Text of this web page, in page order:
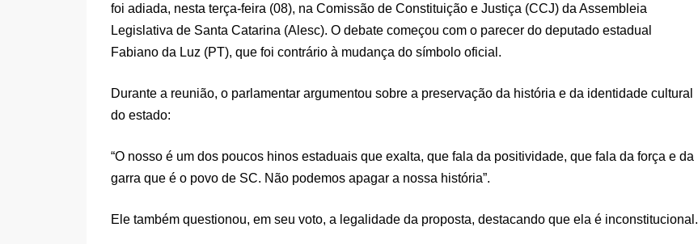
foi adiada, nesta terça-feira (08), na Comissão de Constituição e Justiça (CCJ) da Assembleia
Legislativa de Santa Catarina (Alesc). O debate começou com o parecer do deputado estadual
Fabiano da Luz (PT), que foi contrário à mudança do símbolo oficial.
Durante a reunião, o parlamentar argumentou sobre a preservação da história e da identidade cultural
do estado:
“O nosso é um dos poucos hinos estaduais que exalta, que fala da positividade, que fala da força e da
garra que é o povo de SC. Não podemos apagar a nossa história”.
Ele também questionou, em seu voto, a legalidade da proposta, destacando que ela é inconstitucional.